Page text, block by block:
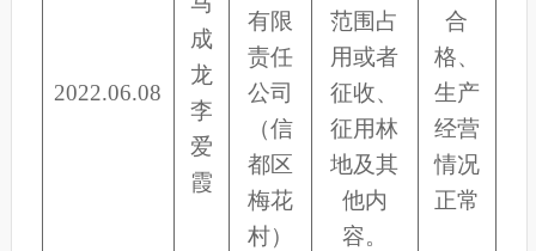
2022.06.08
成
龙
李
爱
霞
有限
责任
公司
（信
都区
梅花
村）
范围占
用或者
征收、
征用林
地及其
他内
容。
合
格、
生产
经营
情况
正常